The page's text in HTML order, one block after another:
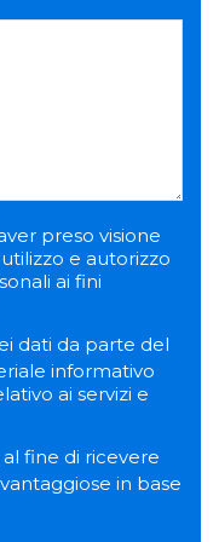
preso visione
e autorizzo
ai fini
dati da parte del
informativo
ai servizi e
fine di ricevere
in base